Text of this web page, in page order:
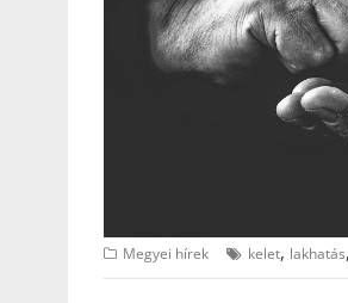
Megyei hírek kelet, lakhatás,